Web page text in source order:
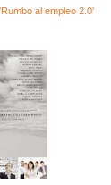
'Rumbo al empleo 2.0'